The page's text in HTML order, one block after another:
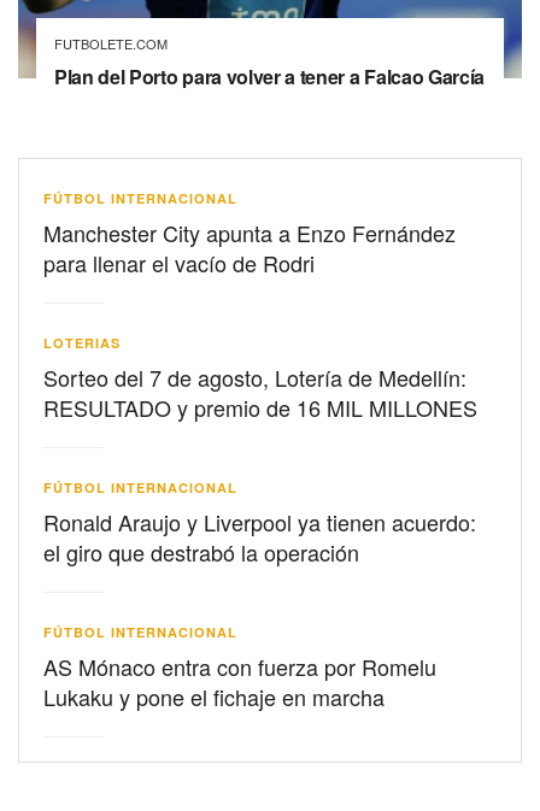
FUTBOLETE.COM
Plan del Porto para volver a tener a Falcao García
FÚTBOL INTERNACIONAL
Manchester City apunta a Enzo Fernández
para llenar el vacío de Rodri
LOTERIAS
Sorteo del 7 de agosto, Lotería de Medellín:
RESULTADO y premio de 16 MIL MILLONES
FÚTBOL INTERNACIONAL
Ronald Araujo y Liverpool ya tienen acuerdo:
el giro que destrabó la operación
FÚTBOL INTERNACIONAL
AS Mónaco entra con fuerza por Romelu
Lukaku y pone el fichaje en marcha